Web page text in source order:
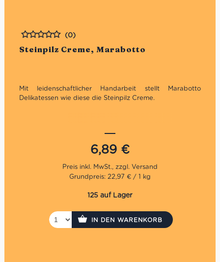
Steinpilz Creme, Marabotto
Bewertet
(0)
Mit leidenschaftlicher Handarbeit stellt Marabotto
Delikatessen wie diese die Steinpilz Creme.
perfekt als Vorspeise
6,89 €
Grundpreis: 22,97 € / 1 kg
125 auf Lager
IN DEN WARENKORB